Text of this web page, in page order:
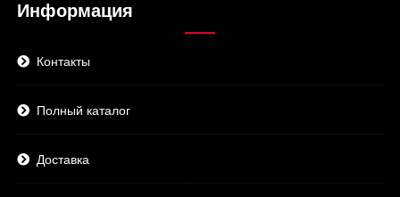
Информация
Контакты
Полный каталог
Доставка